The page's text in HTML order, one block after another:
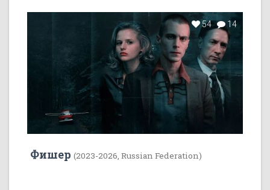
54 14
Фишер (2023-2026, Russian Federation)